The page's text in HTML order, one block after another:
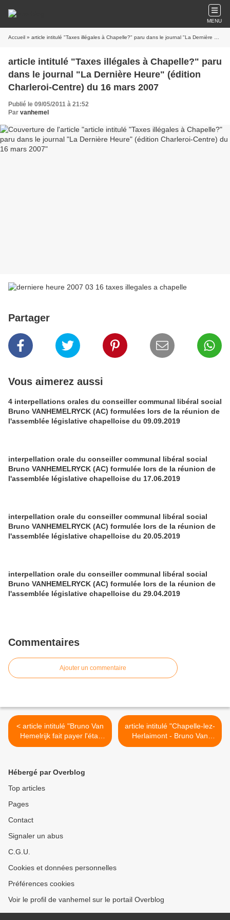
MENU
Accueil » article intitulé "Taxes illégales à Chapelle?" paru dans le journal "La Dernière Heure" (édition Charleroi-Centre) du 16 mars 2007
article intitulé "Taxes illégales à Chapelle?" paru
dans le journal "La Dernière Heure" (édition
Charleroi-Centre) du 16 mars 2007
Publié le 09/05/2011 à 21:52
Par vanhemel
Partager
Vous aimerez aussi
4 interpellations orales du conseiller communal libéral social
Bruno VANHEMELRYCK (AC) formulées lors de la réunion de
l'assemblée législative chapelloise du 09.09.2019
interpellation orale du conseiller communal libéral social
Bruno VANHEMELRYCK (AC) formulée lors de la réunion de
l'assemblée législative chapelloise du 17.06.2019
interpellation orale du conseiller communal libéral social
Bruno VANHEMELRYCK (AC) formulée lors de la réunion de
l'assemblée législative chapelloise du 20.05.2019
interpellation orale du conseiller communal libéral social
Bruno VANHEMELRYCK (AC) formulée lors de la réunion de
l'assemblée législative chapelloise du 29.04.2019
Commentaires
Ajouter un commentaire
< article intitulé "Bruno Van
Hemelrijk fait payer l'état
belge" paru le 09 mai 2011
article intitulé "Chapelle-lez-
Herlaimont - Bruno Van
Hemelrijk fait payer l'Etat
Hébergé par Overblog
Top articles
Pages
Contact
Signaler un abus
C.G.U.
Cookies et données personnelles
Préférences cookies
Voir le profil de vanhemel sur le portail Overblog